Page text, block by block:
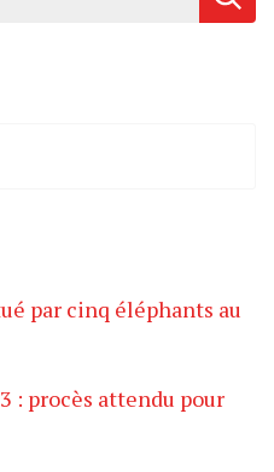
par cinq éléphants au
: procès attendu pour